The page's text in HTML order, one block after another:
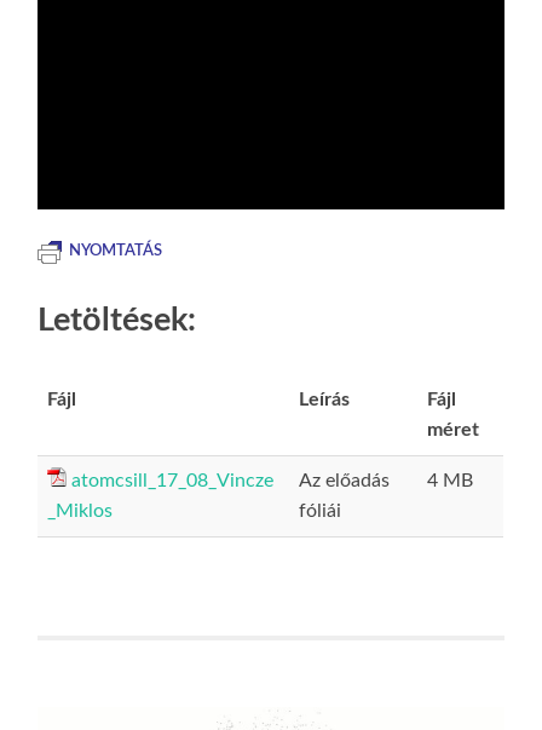
NYOMTATÁS
Letöltések:
Fájl Leírás
Fájl
méret
atomcsill_17_08_Vincze
_Miklos
Az előadás
fóliái
4 MB